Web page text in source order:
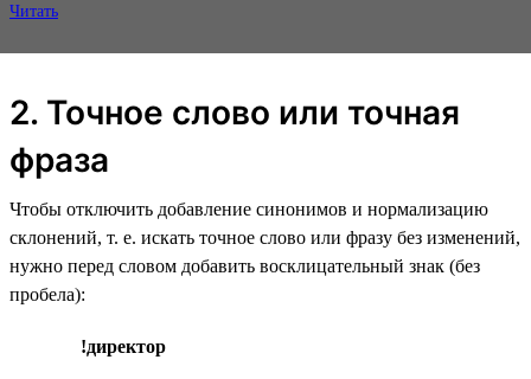
Читать
2. Точное слово или точная
фраза
Чтобы отключить добавление синонимов и нормализацию
склонений, т. е. искать точное слово или фразу без изменений,
нужно перед словом добавить восклицательный знак (без
пробела):
!директор